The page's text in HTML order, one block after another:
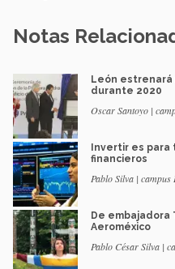
Notas
León estrenará
durante 2020
Oscar Santoyo |
Invertir es para
financieros
Pablo Silva | campus
De embajadora
Aeroméxico
Pablo César Silva |